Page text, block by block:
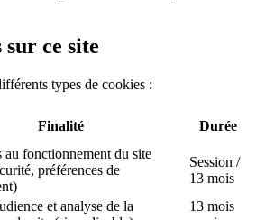
sur ce site
types de cookies :
Finalité Durée
au fonctionnement du site
préférences de
Session /
13 mois
et analyse de la
13 mois